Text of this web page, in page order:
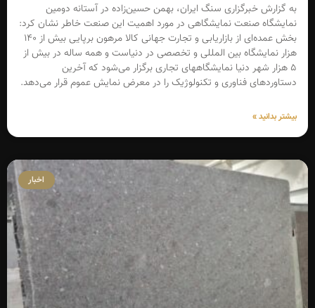
به گزارش خبرگزاری سنگ ایران، بهمن حسین‌زاده در آستانه دومین
نمایشگاه صنعت نمایشگاهی در مورد اهمیت این صنعت خاطر نشان کرد:
بخش عمده‌ای از بازاریابی و تجارت جهانی کالا مرهون برپایی بیش از ۱۴۰
هزار نمایشگاه بین المللی و تخصصی در دنیاست و همه ساله در بیش از
۵ هزار شهر دنیا نمایشگاههای تجاری برگزار می‌شود که آخرین
دستاوردهای فناوری و تکنولوژیک را در معرض نمایش عموم قرار می‌دهد.
بیشتر بدانید »
اخبار